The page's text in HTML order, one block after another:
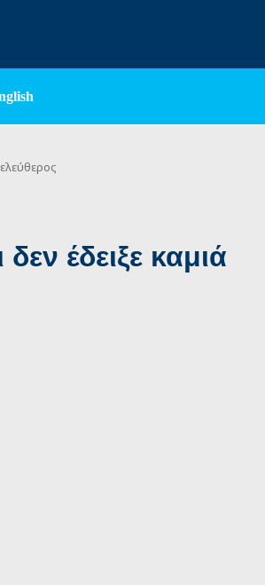
έδειξε καμιά